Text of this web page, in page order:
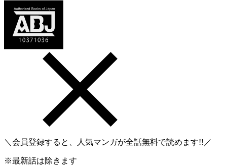
＼会員登録すると、人気マンガが全話無料で読めます!!／
※最新話は除きます